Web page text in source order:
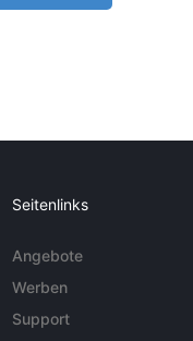
Seitenlinks
Angebote
Werben
Support